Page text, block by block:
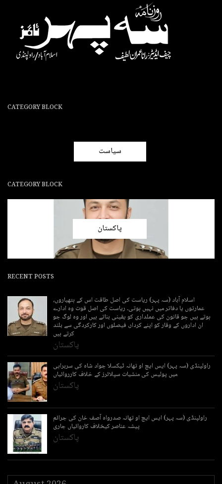
CATEGORY BLOCK
سیاست
CATEGORY BLOCK
پاکستان
RECENT POSTS
اسلام آباد (سہ پہر) ریاست کی اصل طاقت اس کے ہتھیاروں،
عمارتوں یا دفاتر میں نہیں ہوتی۔ ریاست کی اصل قوت وہ ادارے
ہوتے ہیں جو قانون کی عملداری کو یقینی بناتے ہیں اور وہ لوگ جو
ان اداروں کے وقار کو اپنے کردار، فیصلوں اور کارکردگی سے بلند
کرتے ہیں
پاکستان
راولپنڈی (سہ پہر) ایس ایچ او تھانہ ٹیکسلا جواد شاہ کی سربراہی
میں پولیس کی منشیات سپلائرز کے خلاف کارروائیاں
پاکستان
راولپنڈی (سہ پہر) ایس ایچ او تھانہ صدرواہ آصف خان کی جرائم
پیشہ عناصر کیخلاف کاروائیاں جاری
پاکستان